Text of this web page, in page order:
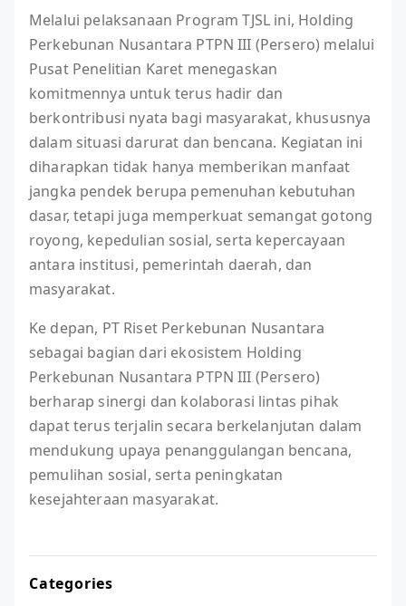
Melalui pelaksanaan Program TJSL ini, Holding
Perkebunan Nusantara PTPN III (Persero) melalui
Pusat Penelitian Karet menegaskan
komitmennya untuk terus hadir dan
berkontribusi nyata bagi masyarakat, khususnya
dalam situasi darurat dan bencana. Kegiatan ini
diharapkan tidak hanya memberikan manfaat
jangka pendek berupa pemenuhan kebutuhan
dasar, tetapi juga memperkuat semangat gotong
royong, kepedulian sosial, serta kepercayaan
antara institusi, pemerintah daerah, dan
masyarakat.
Ke depan, PT Riset Perkebunan Nusantara
sebagai bagian dari ekosistem Holding
Perkebunan Nusantara PTPN III (Persero)
berharap sinergi dan kolaborasi lintas pihak
dapat terus terjalin secara berkelanjutan dalam
mendukung upaya penanggulangan bencana,
pemulihan sosial, serta peningkatan
kesejahteraan masyarakat.
Categories